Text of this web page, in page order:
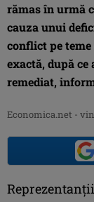
rămas în urmă
cauza unui
conflict pe
exactă, după
remediat,
Economica.net -